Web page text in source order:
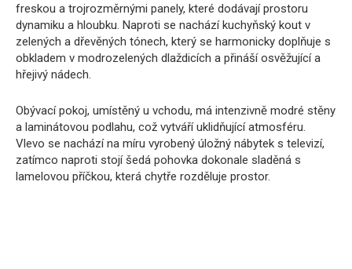
freskou a trojrozměrnými panely, které dodávají prostoru
dynamiku a hloubku. Naproti se nachází kuchyňský kout v
zelených a dřevěných tónech, který se harmonicky doplňuje s
obkladem v modrozelených dlaždicích a přináší osvěžující a
hřejivý nádech.
Obývací pokoj, umístěný u vchodu, má intenzivně modré stěny
a laminátovou podlahu, což vytváří uklidňující atmosféru.
Vlevo se nachází na míru vyrobený úložný nábytek s televizí,
zatímco naproti stojí šedá pohovka dokonale sladěná s
lamelovou příčkou, která chytře rozděluje prostor.